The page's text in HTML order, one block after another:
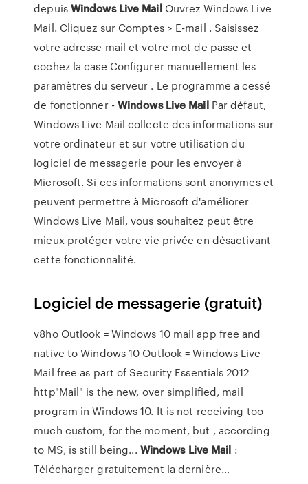
depuisWindows Live MailOuvrez Windows Live
Mail. Cliquez sur Comptes > E-mail . Saisissez
votre adresse mail et votre mot de passe et
cochez la case Configurer manuellement les
paramètres du serveur . Le programme a cessé
de fonctionner -Windows Live MailPar défaut,
Windows Live Mail collecte des informations sur
votre ordinateur et sur votre utilisation du
logiciel de messagerie pour les envoyer à
Microsoft. Si ces informations sont anonymes et
peuvent permettre à Microsoft d'améliorer
Windows Live Mail, vous souhaitez peut être
mieux protéger votre vie privée en désactivant
cette fonctionnalité.
Logiciel de messagerie (gratuit)
v8ho Outlook = Windows 10 mail app free and
native to Windows 10 Outlook = Windows Live
Mail free as part of Security Essentials 2012
http"Mail" is the new, over simplified, mail
program in Windows 10. It is not receiving too
much custom, for the moment, but , according
to MS, is still being... Windows Live Mail :
Télécharger gratuitement la dernière…